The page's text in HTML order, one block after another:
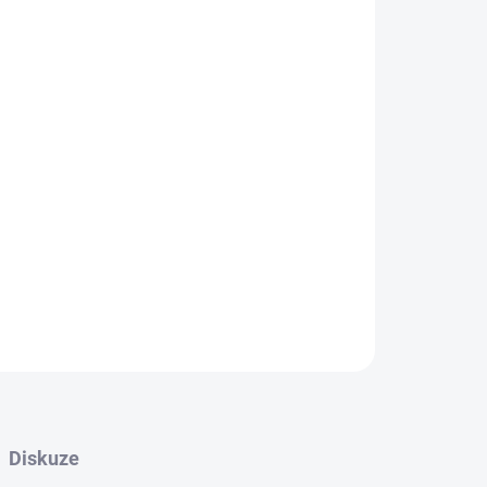
Diskuze